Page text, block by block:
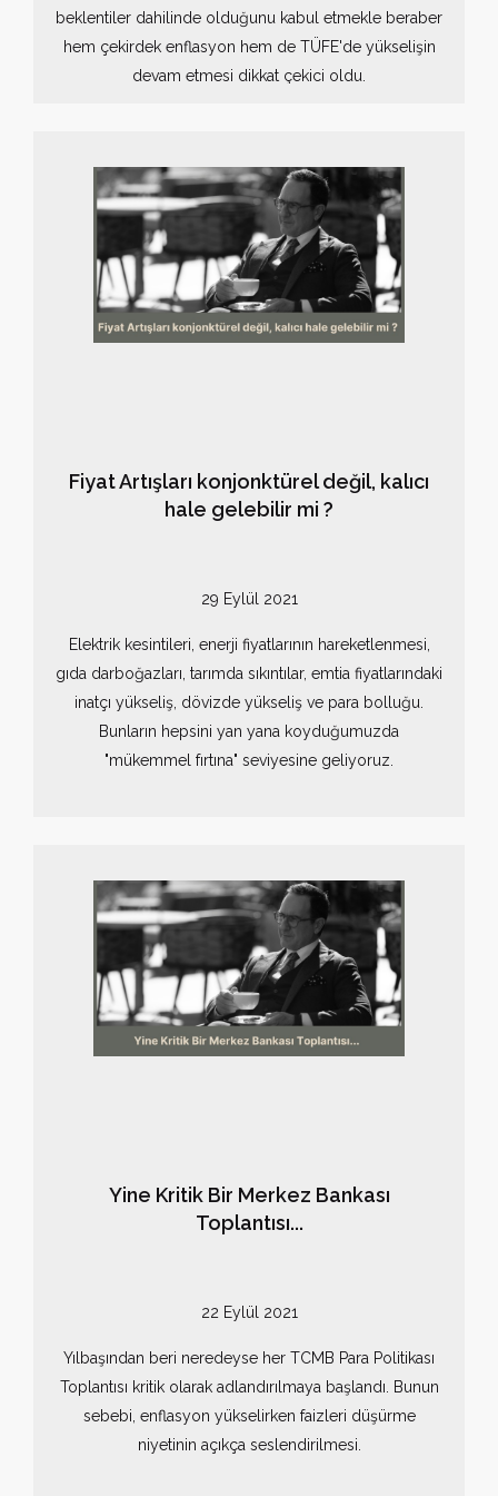
beklentiler dahilinde olduğunu kabul etmekle beraber
hem çekirdek enflasyon hem de TÜFE'de yükselişin
devam etmesi dikkat çekici oldu.
Fiyat Artışları konjonktürel değil, kalıcı
hale gelebilir mi ?
29 Eylül 2021
Elektrik kesintileri, enerji fiyatlarının hareketlenmesi,
gıda darboğazları, tarımda sıkıntılar, emtia fiyatlarındaki
inatçı yükseliş, dövizde yükseliş ve para bolluğu.
Bunların hepsini yan yana koyduğumuzda
"mükemmel fırtına" seviyesine geliyoruz.
Yine Kritik Bir Merkez Bankası
Toplantısı...
22 Eylül 2021
Yılbaşından beri neredeyse her TCMB Para Politikası
Toplantısı kritik olarak adlandırılmaya başlandı. Bunun
sebebi, enflasyon yükselirken faizleri düşürme
niyetinin açıkça seslendirilmesi.